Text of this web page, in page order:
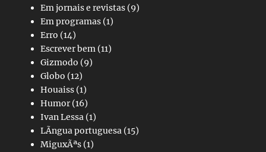
Em jornais e revistas (9)
Em programas (1)
Erro (14)
Escrever bem (11)
Gizmodo (9)
Globo (12)
Houaiss (1)
Humor(16)
Ivan Lessa (1)
LÃ­ngua portuguesa (15)
MiguxÃªs (1)